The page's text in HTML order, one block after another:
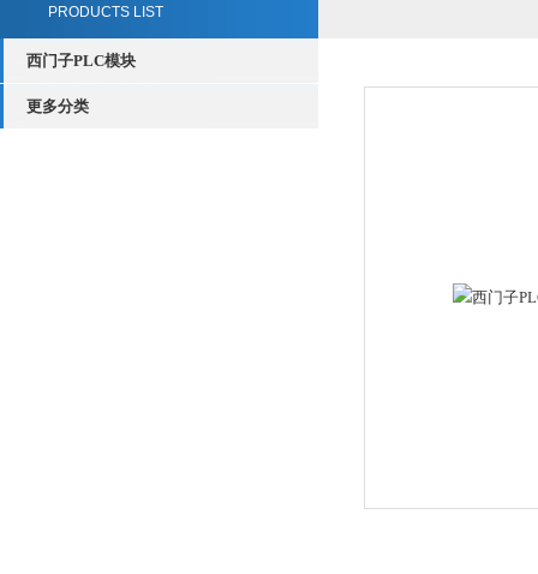
PRODUCTS LIST
西门子PLC模块
更多分类